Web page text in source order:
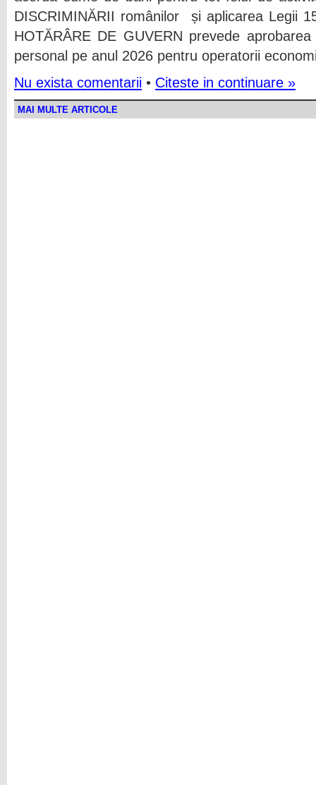
DISCRIMINĂRII românilor și aplicarea Legii
HOTĂRÂRE DE GUVERN prevede
personal pe anul 2026 pentru operatorii
Nu exista comentarii • Citeste in continuare »
MAI MULTE ARTICOLE